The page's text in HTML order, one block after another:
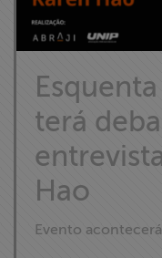
terá
Hao
Evento